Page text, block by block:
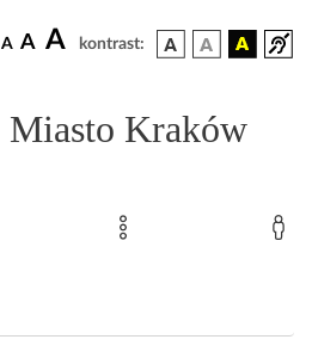
A A A kontrast:
Miasto Kraków